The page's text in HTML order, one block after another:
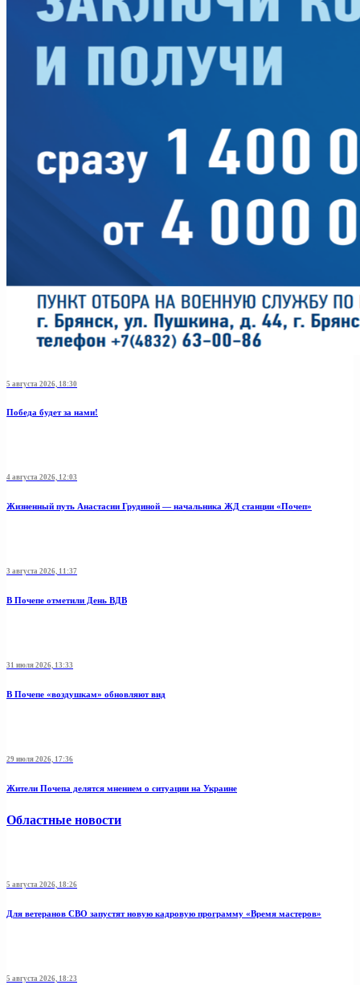
5 августа 2026, 18:30
Победа будет за нами!
4 августа 2026, 12:03
Жизненный путь Анастасии Грудиной — начальника ЖД станции «Почеп»
3 августа 2026, 11:37
В Почепе отметили День ВДВ
31 июля 2026, 13:33
В Почепе «воздушкам» обновляют вид
29 июля 2026, 17:36
Жители Почепа делятся мнением о ситуации на Украине
Областные новости
5 августа 2026, 18:26
Для ветеранов СВО запустят новую кадровую программу «Время мастеров»
5 августа 2026, 18:23